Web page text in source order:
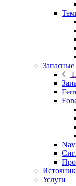
Запасные
Услуги